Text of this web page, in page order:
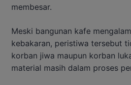
membesar.
Meski bangunan kafe
kebakaran, peristiwa tersebut
korban jiwa maupun korban
material masih dalam proses